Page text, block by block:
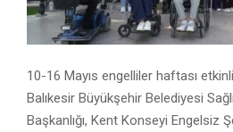
10-16 Mayıs engelliler haftası
Balıkesir Büyükşehir Belediyesi
Başkanlığı, Kent Konseyi Engelsiz